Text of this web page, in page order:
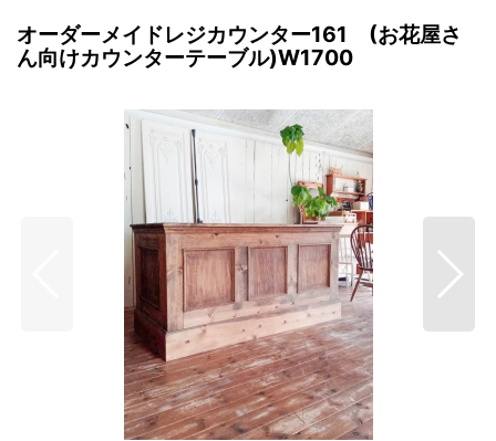
オーダーメイドレジカウンター161 (お花屋さ
ん向けカウンターテーブル)W1700